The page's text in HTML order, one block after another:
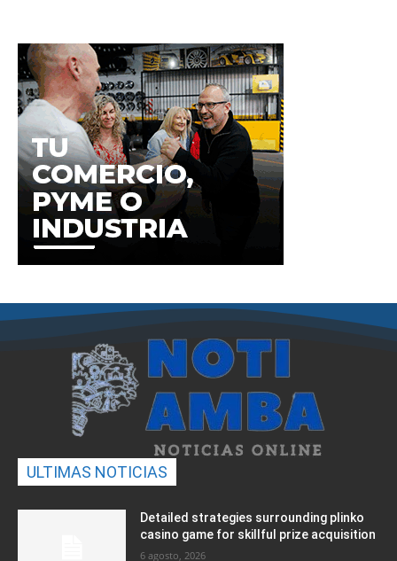
ULTIMAS NOTICIAS
Detailed strategies surrounding plinko
casino game for skillful prize acquisition
6 agosto, 2026